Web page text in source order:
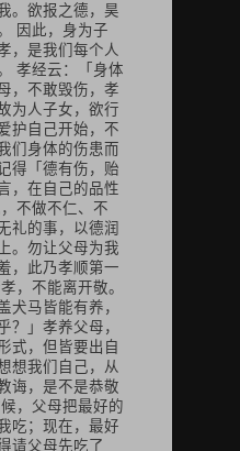
。欲报之德，昊
因此，身为子
，是我们每个人
孝经云：「身体
，不敢毁伤，孝
为人子女，欲行
护自己开始，不
们身体的伤患而
得「德有伤，贻
，在自己的品性
，不做不仁、不
礼的事，以德润
。勿让父母为我
，此乃孝顺第一
，不能离开敬。
犬马皆能有养，
？」孝养父母，
式，但皆要出自
想我们自己，从
诲，是不是恭敬
，父母把最好的
吃；现在，最好
请父母先吃了